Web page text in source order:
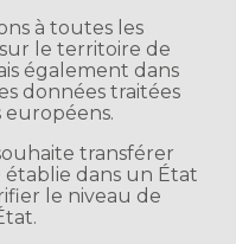
à toutes les
le territoire de
également dans
données traitées
européens.
transférer
dans un État
le niveau de